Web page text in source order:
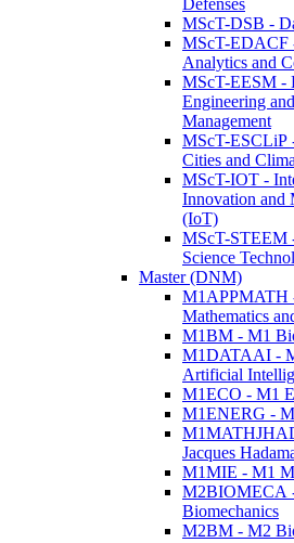
Defenses
MScT-DSB -
MScT-EDACF
Analytics and
MScT-EESM -
Engineering
Management
MScT-ESCLiP
Cities and
MScT-IOT -
Innovation and
(IoT)
MScT-STEEM
Science
Master (DNM)
M1APPMATH
Mathematics
M1BM - M1
M1DATAAI -
Artificial
M1ECO - M1
M1ENERG -
Jacques
M1MIE - M1
M2BIOMECA
Biomechanics
M2BM - M2